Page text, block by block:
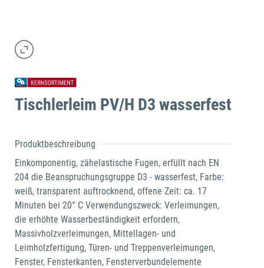
Tischlerleim PV/H D3 wasserfest
Produktbeschreibung
Einkomponentig, zähelastische Fugen, erfüllt nach EN
204 die Beanspruchungsgruppe D3 - wasserfest, Farbe:
weiß, transparent auftrocknend, offene Zeit: ca. 17
Minuten bei 20° C Verwendungszweck: Verleimungen,
die erhöhte Wasserbeständigkeit erfordern,
Massivholzverleimungen, Mittellagen- und
Leimholzfertigung, Türen- und Treppenverleimungen,
Fenster, Fensterkanten, Fensterverbundelemente